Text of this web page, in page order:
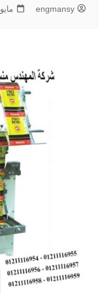
engmansy مايو 17, 2023